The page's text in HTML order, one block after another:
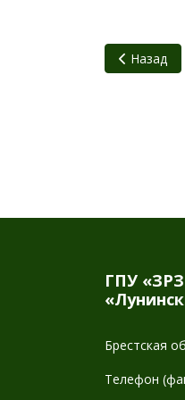
Назад
ГПУ
Брестская
Телефон